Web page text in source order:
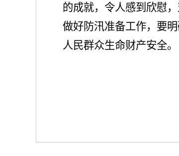
的成就，令人感到欣慰
做好防汛准备工作，要
人民群众生命财产安全。